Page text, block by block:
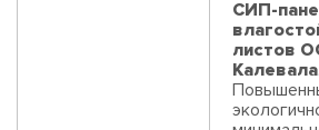
СИП-
листов
Калевала